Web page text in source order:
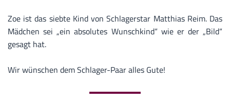
Zoe ist das siebte Kind von Schlagerstar Matthias Reim. Das
Mädchen sei „ein absolutes Wunschkind“ wie er der „Bild“
gesagt hat.
Wir wünschen dem Schlager-Paar alles Gute!